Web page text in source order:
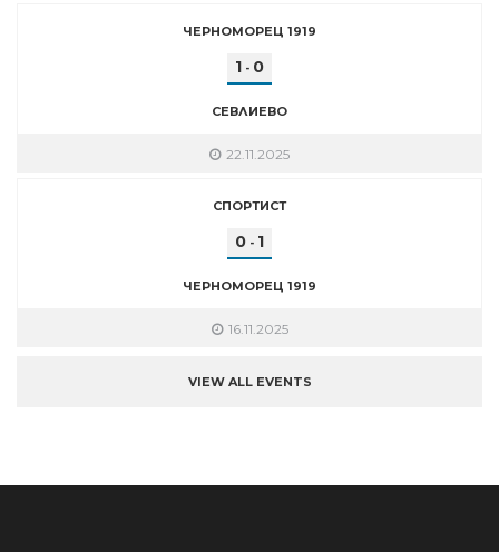
ЧЕРНОМОРЕЦ 1919
1 - 0
СЕВЛИЕВО
22.11.2025
СПОРТИСТ
0 - 1
ЧЕРНОМОРЕЦ 1919
16.11.2025
VIEW ALL EVENTS